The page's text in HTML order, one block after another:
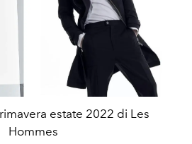
estate 2022 di Les
Hommes